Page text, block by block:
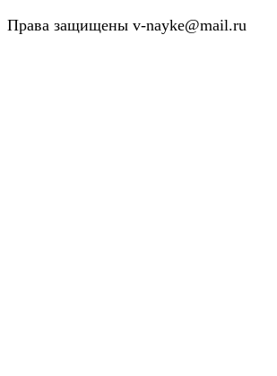
Права защищены v-nayke@mail.ru